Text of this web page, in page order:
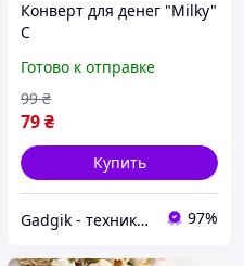
Конверт для денег "Milky"
C
Готово к отправке
79₴
99 ₴
Купить
Gadgik - техника и аксессуары 97%